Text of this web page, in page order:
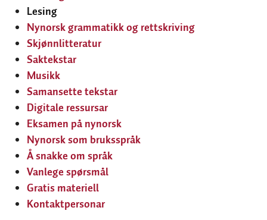
Lesing
Nynorsk grammatikk og rettskriving
Skjønnlitteratur
Saktekstar
Musikk
Samansette tekstar
Digitale ressursar
Eksamen på nynorsk
Nynorsk som bruksspråk
Å snakke om språk
Vanlege spørsmål
Gratis materiell
Kontaktpersonar